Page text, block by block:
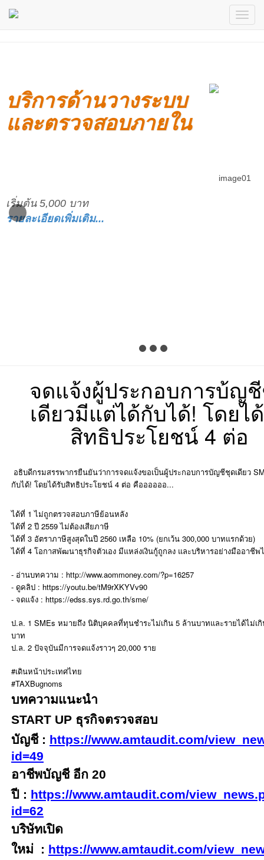
บริการด้านวางระบบ
และตรวจสอบภายใน
เริ่มต้น 5,000 บาท
รายละเอียดเพิ่มเติม...
จดแจ้งผู้ประกอบการบ้ญ
เดียวมีแต่ได้กับได้! โดยไ
สิทธิประโยชน์ 4 ต่อ
อธิบดีกรมสรรพากรยืนยันว่าการจดแจ้งขอเป็นผู้ประกอบการบัญชีชุดเดียว
กับได้! โดยได้รับสิทธิประโยชน์ 4 ต่อ คืออออออ...
ได้ที่ 1 ไม่ถูกตรวจสอบภาษีย้อนหลัง
ได้ที่ 2 ปี 2559 ไม่ต้องเสียภาษี
ได้ที่ 3 อัตราภาษีสูงสุดในปี 2560 เหลือ 10% (ยกเว้น 300,000 บาทแรกด้วย)
ได้ที่ 4 โอกาสพัฒนาธุรกิจตัวเอง มีแหล่งเงินกู้ถูกลง และบริหารอย่างมืออาชี
- อ่านบทความ : http://www.aommoney.com/?p=16257
- ดูคลิป : https://youtu.be/tM9rXKYVv90
- จดแจ้ง : https://edss.sys.rd.go.th/sme/
ป.ล. 1 SMEs หมายถึง นิติบุคคลที่ทุนชำระไม่เกิน 5 ล้านบาทและรายได้ไม่เ
บาท
ป.ล. 2 ปัจจุบันมีการจดแจ้งราวๆ 20,000 ราย
#เดินหน้าประเทศไทย
#TAXBugnoms
บทความแนะนำ
START UP ธุรกิจตรวจสอบ
บัญชี: https://www.amtaudit.com/
id=49
อาชีพบัญชี อีก 20
ปี : https://www.amtaudit.com/
id=62
บริษัทเปิด
ใหม่ : https://www.amtaudit.com/